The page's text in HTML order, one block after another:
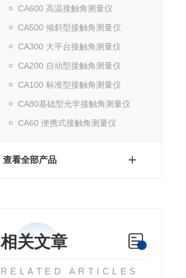
CA600 高温接触角测量仪
CA500 倾斜型接触角测量仪
CA300 大平台接触角测量仪
CA200 自动型接触角测量仪
CA100 标准型接触角测量仪
CA80基础型光学接触角测量仪
CA60 便携式接触角测量仪
查看全部产品
相关文章
RELATED ARTICLES